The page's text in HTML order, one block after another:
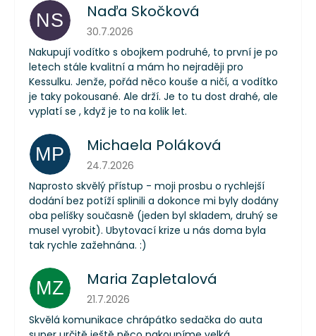
NS Naďa Skočková
Hodnocení obchodu je 5 z 5 hvězdiček.
30.7.2026
Nakupují vodítko s obojkem podruhé, to první je po
letech stále kvalitní a mám ho nejraději pro
Kessulku. Jenže, pořád něco kouše a ničí, a vodítko
je taky pokousané. Ale drží. Je to tu dost drahé, ale
vyplatí se , když je to na kolik let.
MP Michaela Poláková
Hodnocení obchodu je 5 z 5 hvězdiček.
24.7.2026
Naprosto skvělý přístup - moji prosbu o rychlejší
dodání bez potíží splinili a dokonce mi byly dodány
oba pelíšky současně (jeden byl skladem, druhý se
musel vyrobit). Ubytovací krize u nás doma byla
tak rychle zažehnána. :)
MZ Maria Zapletalová
Hodnocení obchodu je 5 z 5 hvězdiček.
21.7.2026
Skvělá komunikace chrápátko sedačka do auta